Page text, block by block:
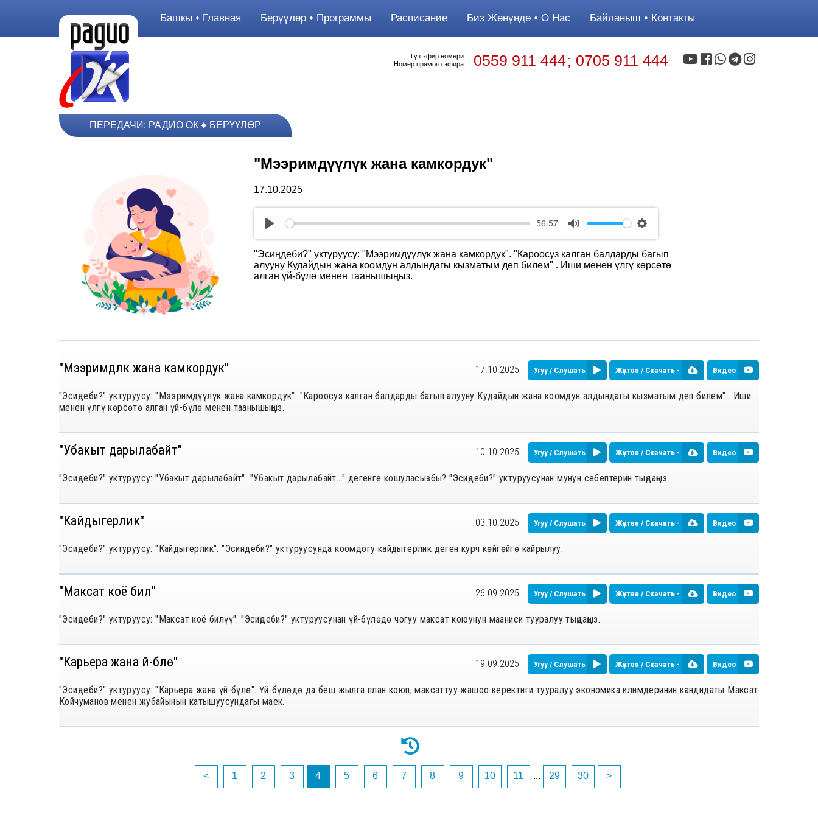
Башкы Главная Берүүлөр Программы Расписание Биз Жөнүндө О Нас Байланыш Контакты
Түз эфир номери:
Номер прямого эфира:
0559 911 444; 0705 911 444
ПЕРЕДАЧИ: РАДИО ОК БЕРҮҮЛӨР
"Мээримдүүлүк жана камкордук"
17.10.2025
Play
56:57
Mute Settings
"Эсиңдеби?" уктуруусу: "Мээримдүүлүк жана камкордук". "Кароосуз калган балдарды багып
алууну Кудайдын жана коомдун алдындагы кызматым деп билем" . Иши менен үлгү көрсөтө
алган үй-бүлө менен таанышыңыз.
"Мээримдүүлүк жана камкордук" 17.10.2025 Угуу / Слушать Жүктөө / Скачать - Видео
"Эсиңдеби?" уктуруусу: "Мээримдүүлүк жана камкордук". "Кароосуз калган балдарды багып алууну Кудайдын жана коомдун алдындагы кызматым деп билем" . Иши
менен үлгү көрсөтө алган үй-бүлө менен таанышыңыз.
"Убакыт дарылабайт" 10.10.2025 Угуу / Слушать Жүктөө / Скачать - Видео
"Эсиңдеби?" уктуруусу: "Убакыт дарылабайт". "Убакыт дарылабайт..." дегенге кошуласызбы? "Эсиңдеби?" уктуруусунан мунун себептерин тыңдаңыз.
"Кайдыгерлик" 03.10.2025 Угуу / Слушать Жүктөө / Скачать - Видео
"Эсиңдеби?" уктуруусу: "Кайдыгерлик". "Эсиндеби?" уктуруусунда коомдогу кайдыгерлик деген курч көйгөйгө кайрылуу.
"Максат коё билүү" 26.09.2025 Угуу / Слушать Жүктөө / Скачать - Видео
"Эсиңдеби?" уктуруусу: "Максат коё билүү". "Эсиңдеби?" уктуруусунан үй-бүлөдө чогуу максат коюунун мааниси тууралуу тыңдаңыз.
"Карьера жана үй-бүлө" 19.09.2025 Угуу / Слушать Жүктөө / Скачать - Видео
"Эсиңдеби?" уктуруусу: "Карьера жана үй-бүлө". Үй-бүлөдө да беш жылга план коюп, максаттуу жашоо керектиги тууралуу экономика илимдеринин кандидаты Максат
Койчуманов менен жубайынын катышуусундагы маек.
< 1 2 3 4 5 6 7 8 9 10 11 ... 29 30 >